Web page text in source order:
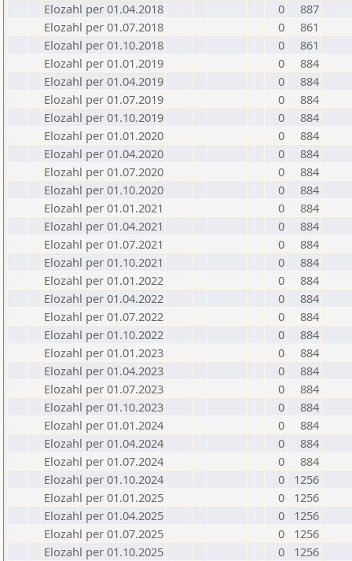
Elozahl per 01.04.2018
0
887
Elozahl per 01.07.2018
0
861
Elozahl per 01.10.2018
0
861
Elozahl per 01.01.2019
0
884
Elozahl per 01.04.2019
0
884
Elozahl per 01.07.2019
0
884
Elozahl per 01.10.2019
0
884
Elozahl per 01.01.2020
0
884
Elozahl per 01.04.2020
0
884
Elozahl per 01.07.2020
0
884
Elozahl per 01.10.2020
0
884
Elozahl per 01.01.2021
0
884
Elozahl per 01.04.2021
0
884
Elozahl per 01.07.2021
0
884
Elozahl per 01.10.2021
0
884
Elozahl per 01.01.2022
0
884
Elozahl per 01.04.2022
0
884
Elozahl per 01.07.2022
0
884
Elozahl per 01.10.2022
0
884
Elozahl per 01.01.2023
0
884
Elozahl per 01.04.2023
0
884
Elozahl per 01.07.2023
0
884
Elozahl per 01.10.2023
0
884
Elozahl per 01.01.2024
0
884
Elozahl per 01.04.2024
0
884
Elozahl per 01.07.2024
0
884
Elozahl per 01.10.2024
0
1256
Elozahl per 01.01.2025
0
1256
Elozahl per 01.04.2025
0
1256
Elozahl per 01.07.2025
0
1256
Elozahl per 01.10.2025
0
1256